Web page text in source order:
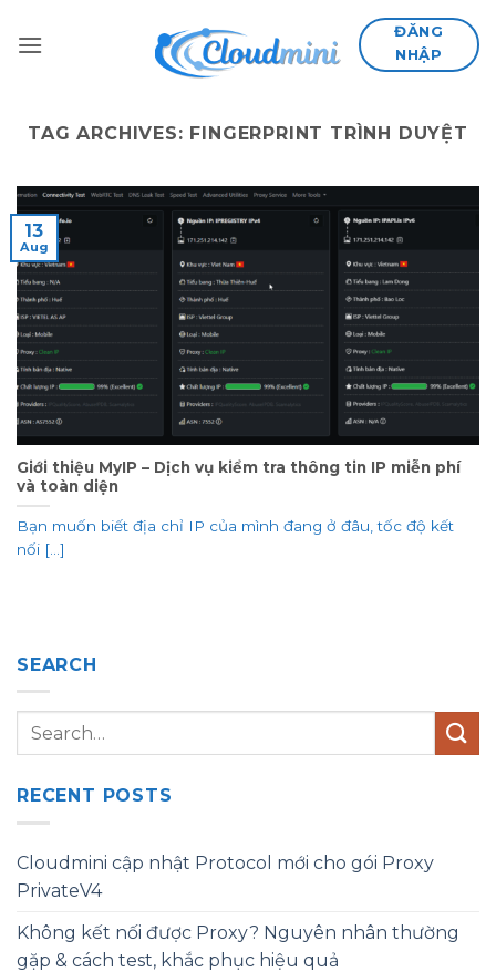
ĐĂNG
NHẬP
TAG ARCHIVES: FINGERPRINT TRÌNH DUYỆT
Giới thiệu MyIP – Dịch vụ kiểm tra thông tin IP miễn phí
và toàn diện
Bạn muốn biết địa chỉ IP của mình đang ở đâu, tốc độ kết
nối [...]
13
Aug
SEARCH
RECENT POSTS
Cloudmini cập nhật Protocol mới cho gói Proxy
PrivateV4
Không kết nối được Proxy? Nguyên nhân thường
gặp & cách test, khắc phục hiệu quả